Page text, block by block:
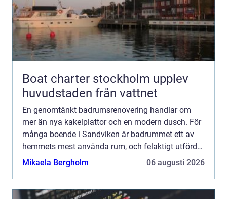
Boat charter stockholm upplev
huvudstaden från vattnet
En genomtänkt badrumsrenovering handlar om
mer än nya kakelplattor och en modern dusch. För
många boende i Sandviken är badrummet ett av
hemmets mest använda rum, och felaktigt utförda
arbeten kan bli både dyra och riskabla på sikt. Med
Mikaela Bergholm 06 augusti 2026